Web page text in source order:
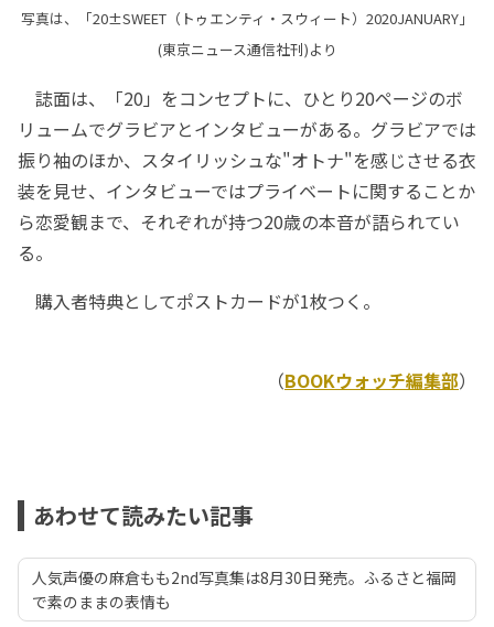
写真は、「20±SWEET（トゥエンティ・スウィート）2020JANUARY」
(東京ニュース通信社刊)より
誌面は、「20」をコンセプトに、ひとり20ページのボ
リュームでグラビアとインタビューがある。グラビアでは
振り袖のほか、スタイリッシュな"オトナ"を感じさせる衣
装を見せ、インタビューではプライベートに関することか
ら恋愛観まで、それぞれが持つ20歳の本音が語られてい
る。
購入者特典としてポストカードが1枚つく。
（BOOKウォッチ編集部）
あわせて読みたい記事
人気声優の麻倉もも2nd写真集は8月30日発売。ふるさと福岡
で素のままの表情も